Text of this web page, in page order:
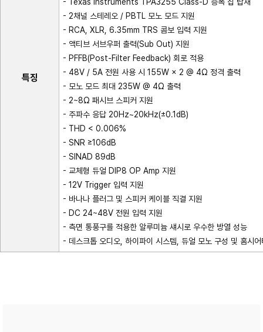
특징
- 2채널 스테레오 / PBTL 모노 모드 지원
- RCA, XLR, 6.35mm TRS 콤보 입력 지원
- 액티브 서브우퍼 출력(Sub Out) 지원
- PFFB(Post-Filter Feedback) 회로 적용
- 48V / 5A 전원 사용 시 155W × 2 @ 4Ω 정격 출력
- 모노 모드 최대 235W @ 4Ω 출력
- 2~8Ω 패시브 스피커 지원
- 주파수 응답 20Hz~20kHz(±0.1dB)
- THD < 0.006%
- SNR ≥106dB
- SINAD 89dB
- 교체형 듀얼 DIP8 OP Amp 지원
- 12V Trigger 입력 지원
- 바나나 플러그 및 스피커 케이블 직결 지원
- DC 24~48V 전원 입력 지원
- 측면 통풍구를 적용한 알루미늄 섀시로 우수한 방열 성능
- 데스크톱 오디오, 하이파이 시스템, 듀얼 모노 구성 및 홈시